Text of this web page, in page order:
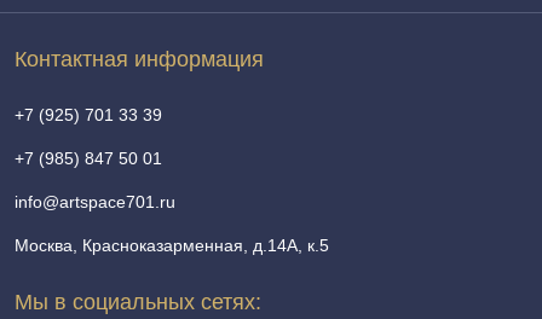
Контактная информация
+7 (925) 701 33 39
+7 (985) 847 50 01
info@artspace701.ru
Москва, Красноказарменная, д.14А, к.5
Мы в социальных сетях: